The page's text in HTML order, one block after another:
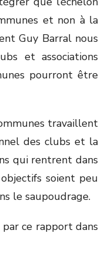
et non à la
Guy Barral nous
et associations
pourront être
travaillent
des clubs et la
qui rentrent dans
soient peu
le saupoudrage.
ce rapport dans